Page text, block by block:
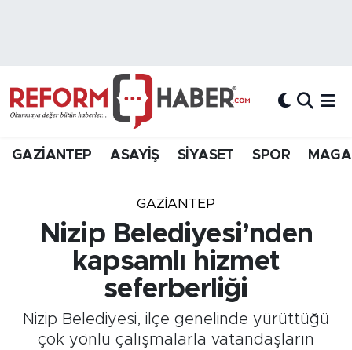
GAZİANTEP ASAYİŞ SİYASET SPOR
GAZIANTEP
Nizip Belediyesi’nden
kapsamlı hizmet
seferberliği
Nizip Belediyesi, ilçe genelinde yürüttüğü
çok yönlü çalışmalarla vatandaşların
Hava Durumu
Süper Lig Puan Durumu ve Fikstür
Tüm Manşetler
Son Dakika Haberleri
Haber Arşivi